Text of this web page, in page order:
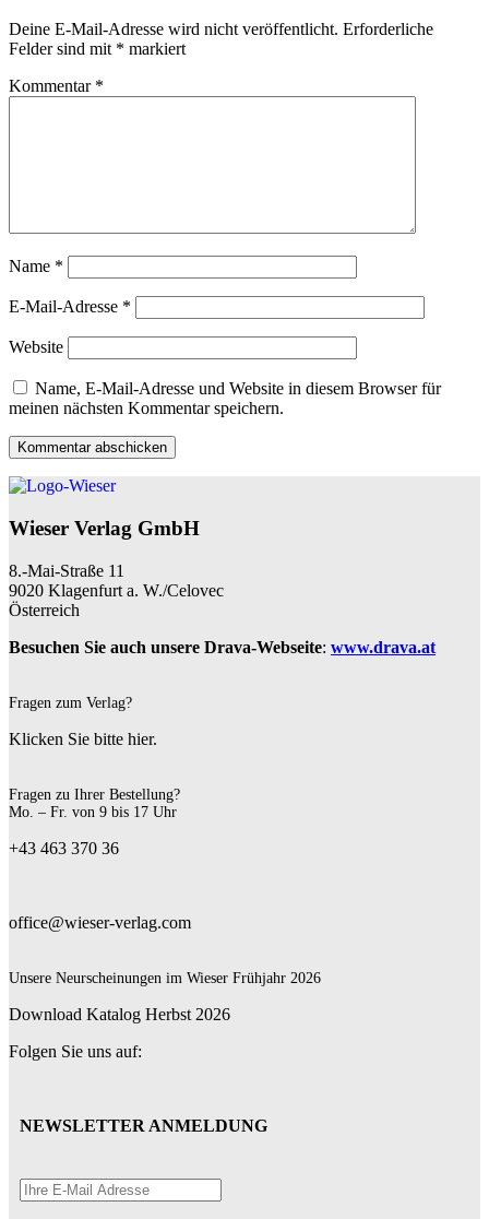
Deine E-Mail-Adresse wird nicht veröffentlicht. Erforderliche
Felder sind mit * markiert
Kommentar *
Name *
E-Mail-Adresse *
Website
Name, E-Mail-Adresse und Website in diesem Browser für
meinen nächsten Kommentar speichern.
Wieser Verlag GmbH
8.-Mai-Straße 11
9020 Klagenfurt a. W./Celovec
Österreich
Besuchen Sie auch unsere Drava-Webseite: www.drava.at
Fragen zum Verlag?
Klicken Sie bitte hier.
Fragen zu Ihrer Bestellung?
Mo. – Fr. von 9 bis 17 Uhr
+43 463 370 36
office@wieser-verlag.com
Unsere Neurscheinungen im Wieser Frühjahr 2026
Download Katalog Herbst 2026
Folgen Sie uns auf:
NEWSLETTER ANMELDUNG